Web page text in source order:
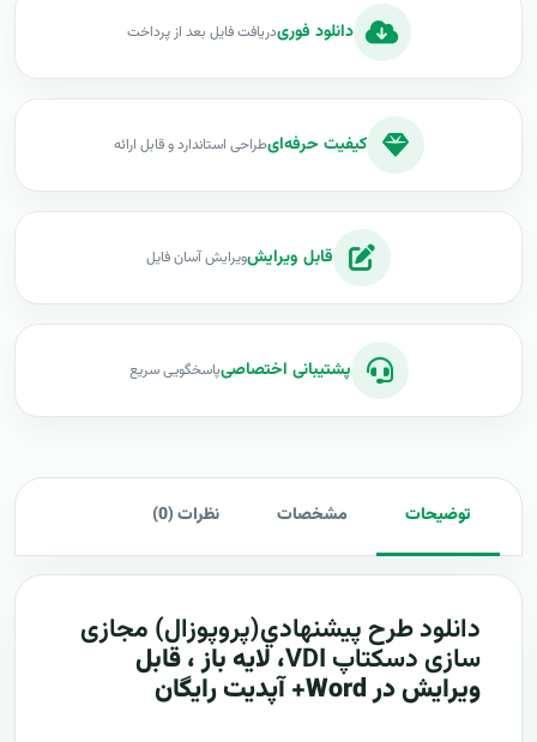
دانلود فوریدریافت فایل بعد از پرداخت
کیفیت حرفه‌ایطراحی استاندارد و قابل ارائه
قابل ویرایشویرایش آسان فایل
پشتیبانی اختصاصیپاسخگویی سریع
توضیحات مشخصات نظرات (0)
دانلود طرح پيشنهادي(پروپوزال) مجازی
سازی دسکتاپ VDI ، لایه باز ، قابل
ویرایش در Word+ آپدیت رایگان